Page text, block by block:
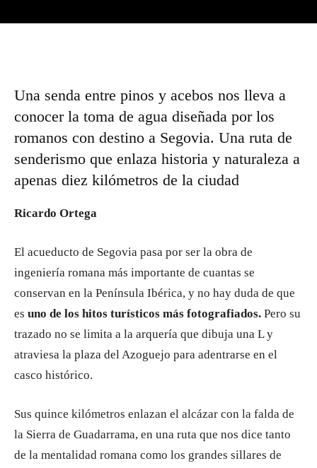
Una senda entre pinos y acebos nos lleva a
conocer la toma de agua diseñada por los
romanos con destino a Segovia. Una ruta de
senderismo que enlaza historia y naturaleza a
apenas diez kilómetros de la ciudad
Ricardo Ortega
El acueducto de Segovia pasa por ser la obra de
ingeniería romana más importante de cuantas se
conservan en la Península Ibérica, y no hay duda de que
es uno de los hitos turísticos más fotografiados. Pero su
trazado no se limita a la arquería que dibuja una L y
atraviesa la plaza del Azoguejo para adentrarse en el
casco histórico.
Sus quince kilómetros enlazan el alcázar con la falda de
la Sierra de Guadarrama, en una ruta que nos dice tanto
de la mentalidad romana como los grandes sillares de